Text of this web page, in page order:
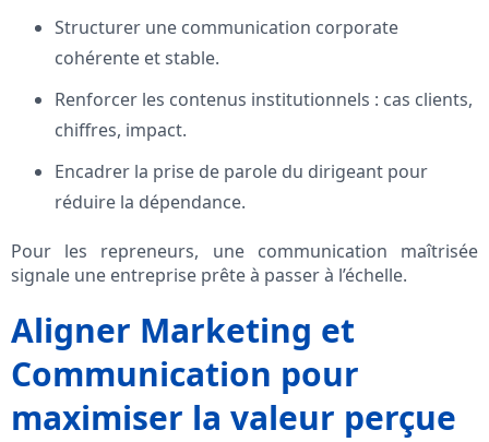
Structurer une communication corporate
cohérente et stable.
Renforcer les contenus institutionnels : cas clients,
chiffres, impact.
Encadrer la prise de parole du dirigeant pour
réduire la dépendance.
Pour les repreneurs, une communication maîtrisée
signale une entreprise prête à passer à l’échelle.
Aligner Marketing et
Communication pour
maximiser la valeur perçue